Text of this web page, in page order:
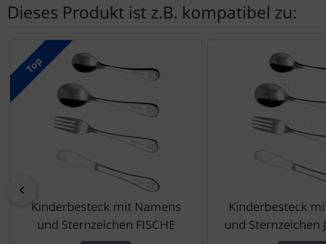
Dieses Produkt ist z.B. kompatibel zu:
Es folgt ein Produktslider - navigieren Sie mit der Tab-Taste zu den
Top
Kinderbesteck mit Namens
und Sternzeichen FISCHE
Kinderbesteck
und Sternzeichen